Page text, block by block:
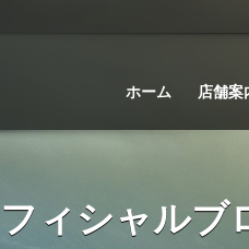
ホーム 店舗案
ィシャルブ